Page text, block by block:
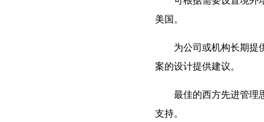
美国。
为公司或机构长期提
案的设计提供建议。
最佳的西方先进管理
支持。